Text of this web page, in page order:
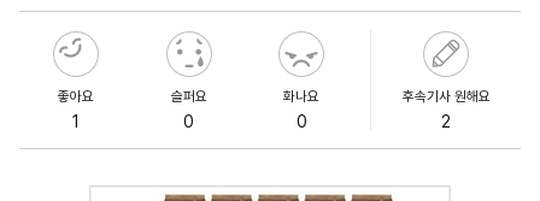
좋아요
1
슬퍼요
0
화나요
0
후속기사 원해요
2